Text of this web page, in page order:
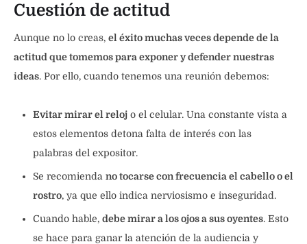
Cuestión de actitud
Aunque no lo creas, el éxito muchas veces depende de la
actitud que tomemos para exponer y defender nuestras
ideas. Por ello, cuando tenemos una reunión debemos:
Evitar mirar el reloj o el celular. Una constante vista a
estos elementos detona falta de interés con las
palabras del expositor.
Se recomienda no tocarse con frecuencia el cabello o el
rostro, ya que ello indica nerviosismo e inseguridad.
Cuando hable, debe mirar a los ojos a sus oyentes. Esto
se hace para ganar la atención de la audiencia y